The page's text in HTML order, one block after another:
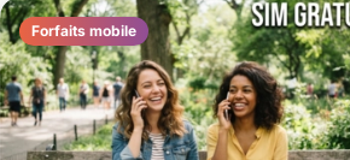
Forfaits mobile